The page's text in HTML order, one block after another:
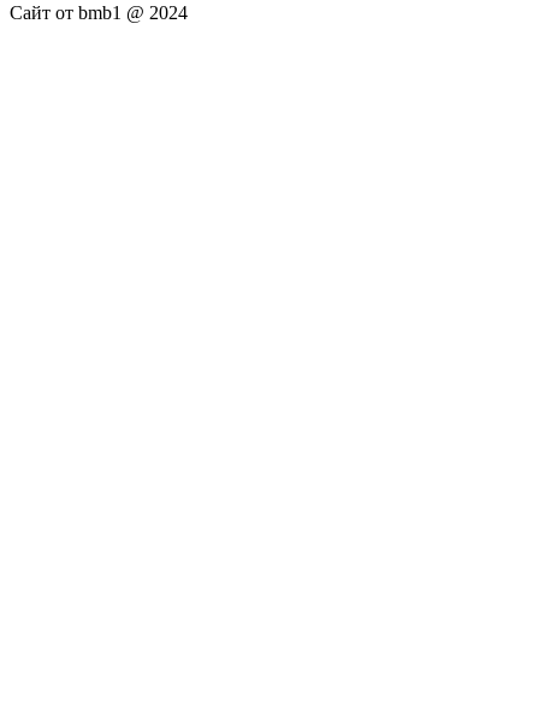
Сайт от bmb1 @ 2024